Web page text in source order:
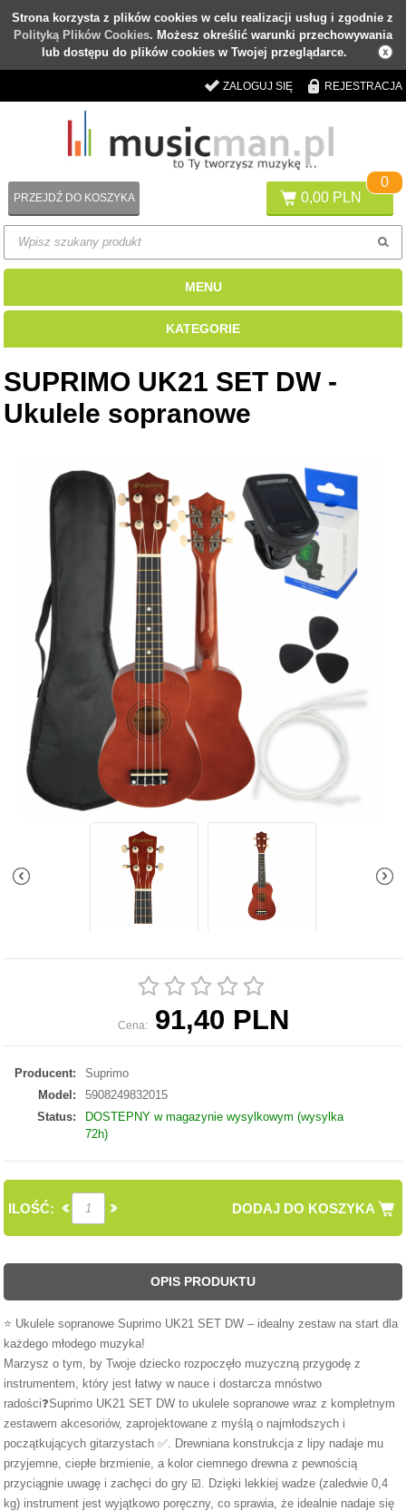
Strona korzysta z plików cookies w celu realizacji usług i zgodnie z
Polityką Plików Cookies. Możesz określić warunki przechowywania
lub dostępu do plików cookies w Twojej przeglądarce.
ZALOGUJ SIĘ REJESTRACJA
0,00 PLN
0
PRZEJDŹ DO KOSZYKA
MENU
KATEGORIE
SUPRIMO UK21 SET DW -
Ukulele sopranowe
Cena: 91,40 PLN
Producent:
Suprimo
Model:
5908249832015
Status:
DOSTEPNY w magazynie wysylkowym (wysylka
72h)
DODAJ DO KOSZYKA
ILOŚĆ:
OPIS PRODUKTU
⭐ Ukulele sopranowe Suprimo UK21 SET DW – idealny zestaw na start dla
każdego młodego muzyka!
Marzysz o tym, by Twoje dziecko rozpoczęło muzyczną przygodę z
instrumentem, który jest łatwy w nauce i dostarcza mnóstwo
radości❓Suprimo UK21 SET DW to ukulele sopranowe wraz z kompletnym
zestawem akcesoriów, zaprojektowane z myślą o najmłodszych i
początkujących gitarzystach ✅. Drewniana konstrukcja z lipy nadaje mu
przyjemne, ciepłe brzmienie, a kolor ciemnego drewna z pewnością
przyciągnie uwagę i zachęci do gry ☑️. Dzięki lekkiej wadze (zaledwie 0,4
kg) instrument jest wyjątkowo poręczny, co sprawia, że idealnie nadaje się